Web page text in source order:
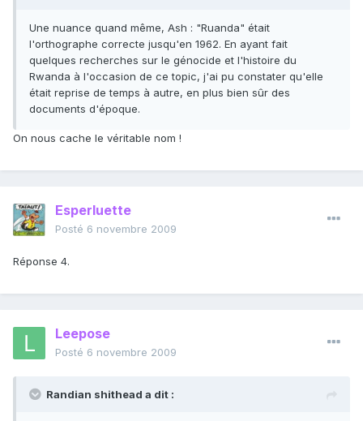
Une nuance quand même, Ash : "Ruanda" était
l'orthographe correcte jusqu'en 1962. En ayant fait
quelques recherches sur le génocide et l'histoire du
Rwanda à l'occasion de ce topic, j'ai pu constater qu'elle
était reprise de temps à autre, en plus bien sûr des
documents d'époque.
On nous cache le véritable nom !
Esperluette
Posté 6 novembre 2009
Réponse 4.
Leepose
Posté 6 novembre 2009
Randian shithead a dit :